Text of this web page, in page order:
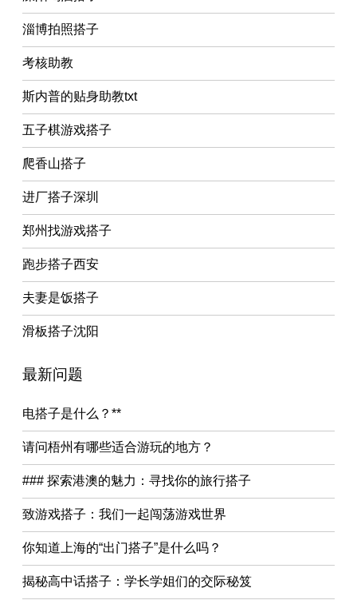
淄博拍照搭子
考核助教
斯内普的贴身助教txt
五子棋游戏搭子
爬香山搭子
进厂搭子深圳
郑州找游戏搭子
跑步搭子西安
夫妻是饭搭子
滑板搭子沈阳
最新问题
电搭子是什么？**
请问梧州有哪些适合游玩的地方？
### 探索港澳的魅力：寻找你的旅行搭子
致游戏搭子：我们一起闯荡游戏世界
你知道上海的“出门搭子”是什么吗？
揭秘高中话搭子：学长学姐们的交际秘笈